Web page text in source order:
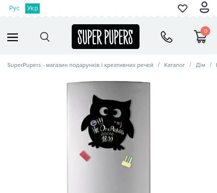
Рус Укр
0
SuperPupers - магазин подарунків і креативних речей Каталог Дім